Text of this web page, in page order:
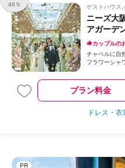
46％ ゲストハウス
ニーズ大
アガーデ
カップルの
チャペルに自
フラワーシャ
プラン料金
ドレス・
PR